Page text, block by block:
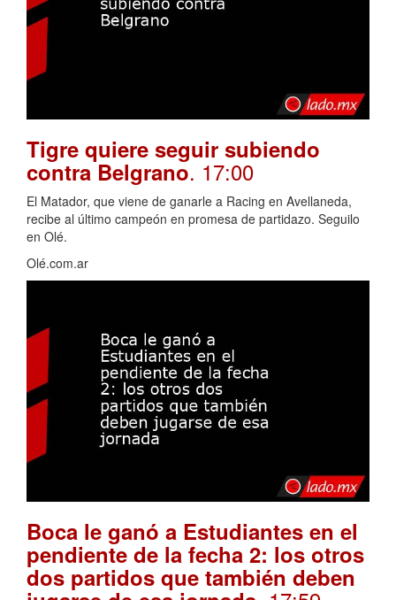
Tigre quiere seguir subiendo
contra Belgrano. 17:00
El Matador, que viene de ganarle a Racing en Avellaneda,
recibe al último campeón en promesa de partidazo. Seguilo
en Olé.
Olé.com.ar
Boca le ganó a Estudiantes en el
pendiente de la fecha 2: los otros
dos partidos que también deben